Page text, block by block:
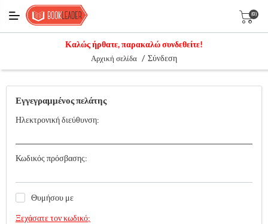
(0)
Καλώς ήρθατε, παρακαλώ συνδεθείτε!
Αρχική σελίδα / Σύνδεση
Εγγεγραμμένος πελάτης
Ηλεκτρονική διεύθυνση:
Κωδικός πρόσβασης:
Θυμήσου με
Ξεχάσατε τον κωδικό;